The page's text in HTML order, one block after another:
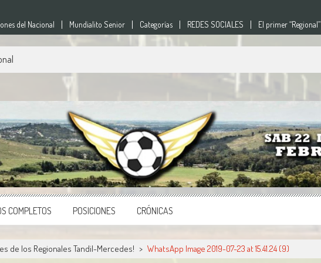
del Nacional Mundialito Senior Categorías REDES SOCIALES El primer “Regional”
del país.
COMPLETOS POSICIONES CRÓNICAS
de los Regionales Tandil-Mercedes! > WhatsApp Image 2019-07-23 at 15.41.24 (9)